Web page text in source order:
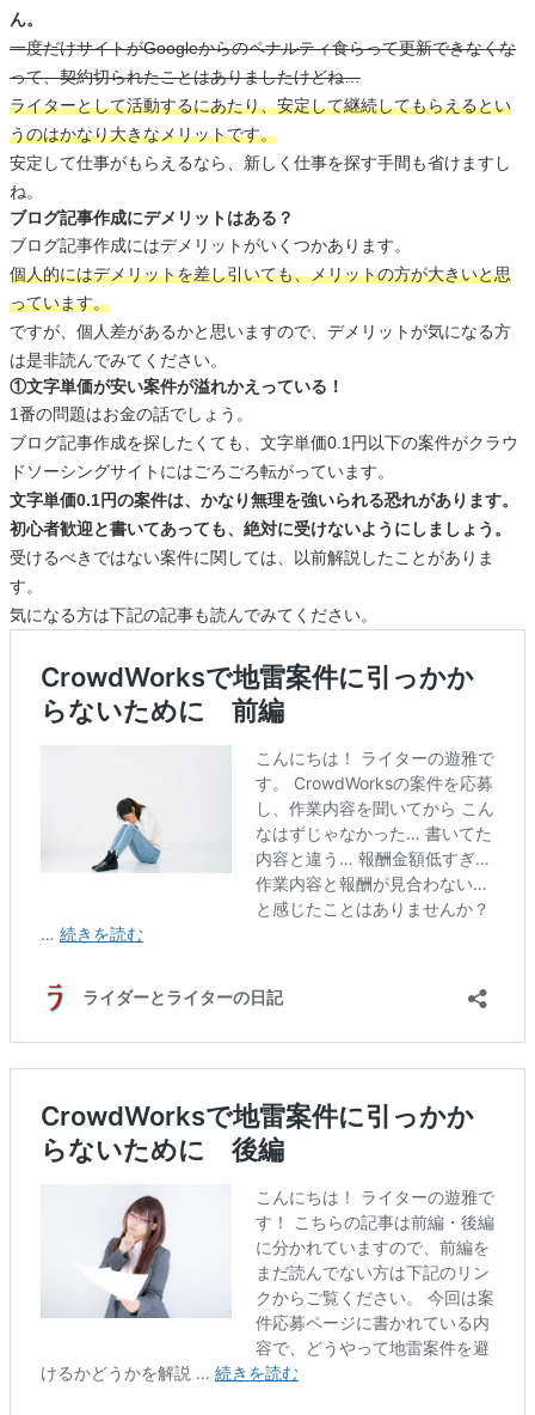
ん。
一度だけサイトがGoogleからのペナルティ食らって更新できなくな
って、契約切られたことはありましたけどね…
ライターとして活動するにあたり、安定して継続してもらえるとい
うのはかなり大きなメリットです。
安定して仕事がもらえるなら、新しく仕事を探す手間も省けますし
ね。
ブログ記事作成にデメリットはある？
ブログ記事作成にはデメリットがいくつかあります。
個人的にはデメリットを差し引いても、メリットの方が大きいと思
っています。
ですが、個人差があるかと思いますので、デメリットが気になる方
は是非読んでみてください。
①文字単価が安い案件が溢れかえっている！
1番の問題はお金の話でしょう。
ブログ記事作成を探したくても、文字単価0.1円以下の案件がクラウ
ドソーシングサイトにはごろごろ転がっています。
文字単価0.1円の案件は、かなり無理を強いられる恐れがあります。
初心者歓迎と書いてあっても、絶対に受けないようにしましょう。
受けるべきではない案件に関しては、以前解説したことがありま
す。
気になる方は下記の記事も読んでみてください。